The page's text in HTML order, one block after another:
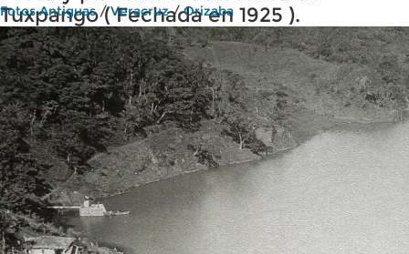
Tuxpango ( Fechada en 1925 ).
Fotos Antiguas/Veracruz/Orizaba